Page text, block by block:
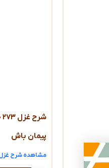
پیمان باش
مشاهده شرح